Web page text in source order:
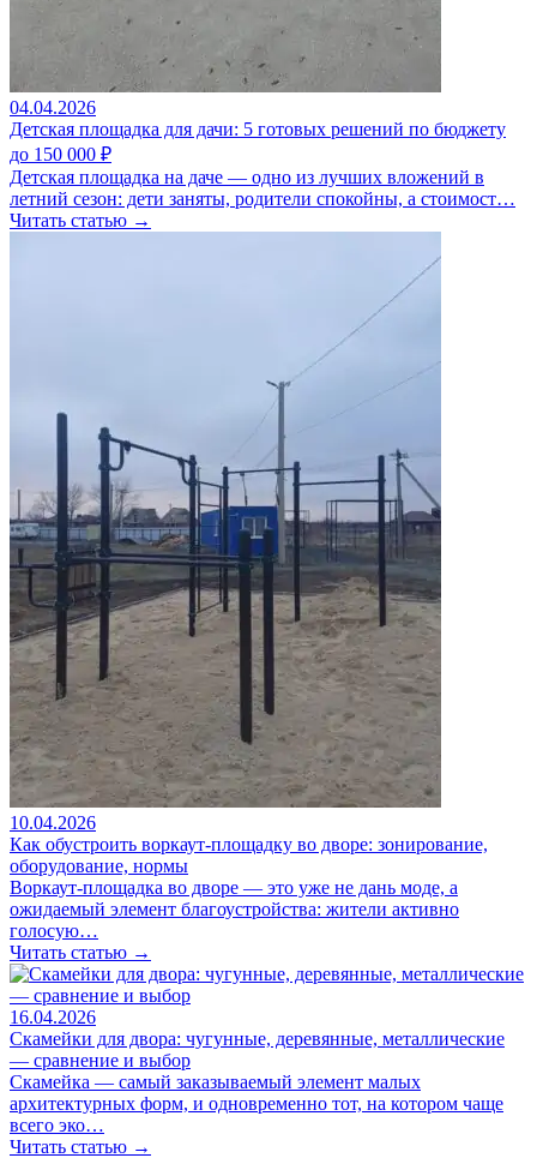
04.04.2026
Детская площадка для дачи: 5 готовых решений по бюджету
до 150 000 ₽
Детская площадка на даче — одно из лучших вложений в
летний сезон: дети заняты, родители спокойны, а стоимост…
Читать статью →
10.04.2026
Как обустроить воркаут-площадку во дворе: зонирование,
оборудование, нормы
Воркаут-площадка во дворе — это уже не дань моде, а
ожидаемый элемент благоустройства: жители активно
голосую…
Читать статью →
16.04.2026
Скамейки для двора: чугунные, деревянные, металлические
— сравнение и выбор
Скамейка — самый заказываемый элемент малых
архитектурных форм, и одновременно тот, на котором чаще
всего эко…
Читать статью →